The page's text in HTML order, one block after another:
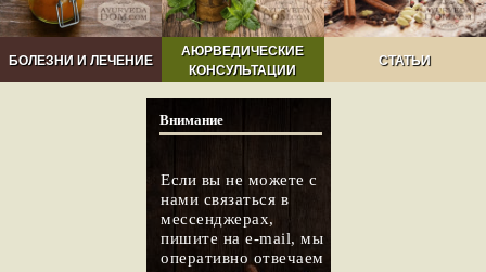
БОЛЕЗНИ И ЛЕЧЕНИЕ
АЮРВЕДИЧЕСКИЕ
КОНСУЛЬТАЦИИ
СТАТЬИ
Внимание
Если вы не можете с
нами связаться в
мессенджерах,
пишите на e-mail, мы
оперативно отвечаем